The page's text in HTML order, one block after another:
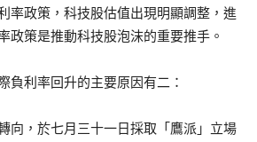
率政策，科技股估值出現明顯調整，進
政策是推動科技股泡沫的重要推手。
負利率回升的主要原因有二：
向，於七月三十一日採取「鷹派」立場